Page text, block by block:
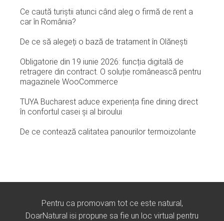
Ce caută turiștii atunci când aleg o firmă de rent a
car în România?
De ce să alegeți o bază de tratament în Olănești
Obligatorie din 19 iunie 2026: funcția digitală de
retragere din contract. O soluție românească pentru
magazinele WooCommerce
TUYA Bucharest aduce experiența fine dining direct
în confortul casei și al biroului
De ce contează calitatea panourilor termoizolante
Pentru ca promovam tot ce este natural,
DoarNatural isi propune sa fie un loc virtual pentru